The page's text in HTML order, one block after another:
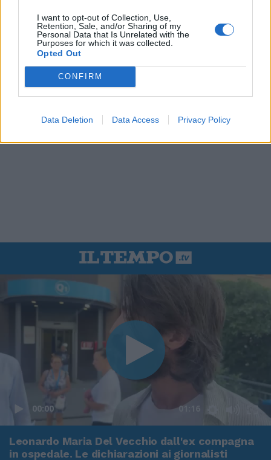
I want to opt-out of Collection, Use,
Retention, Sale, and/or Sharing of my
Personal Data that Is Unrelated with the
Purposes for which it was collected.
Opted Out
CONFIRM
Data Deletion Data Access Privacy Policy
00:00 01:16
Leonardo Maria Del Vecchio dall'ex compagna
in ospedale. Le dichiarazioni ai giornalisti